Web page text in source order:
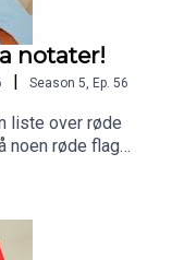
notater!
| Season 5, Ep. 56
liste over røde
noen røde flagg
til tider,
date Lone, så
og følge nøye
Og Hanna